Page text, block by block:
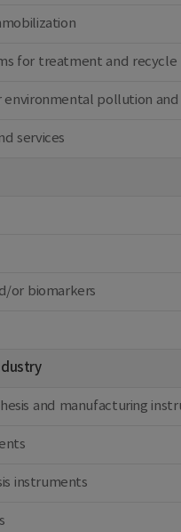
for treatment and recycle
environmental pollution
services
or biomarkers
and manufacturing
instruments